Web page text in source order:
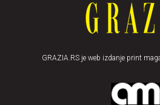
GRAZIA.RS je web izdanje print